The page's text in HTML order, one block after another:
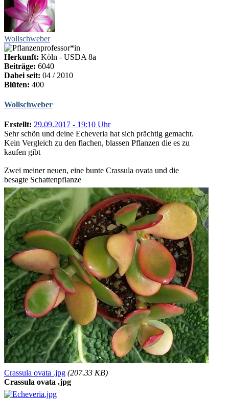
Wollschweber
Herkunft: Köln - USDA 8a
Beiträge: 6040
Dabei seit: 04 / 2010
Blüten: 400
Wollschweber
Erstellt: 29.09.2017 - 19:10 Uhr
Sehr schön und deine Echeveria hat sich prächtig gemacht.
Kein Vergleich zu den flachen, blassen Pflanzen die es zu
kaufen gibt
Zwei meiner neuen, eine bunte Crassula ovata und die
besagte Schattenpflanze
Crassula ovata .jpg (207.33 KB)
Crassula ovata .jpg